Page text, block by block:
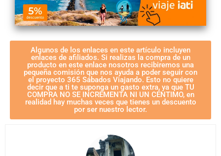
Algunos de los enlaces en este artículo incluyen
enlaces de afiliados. Si realizas la compra de un
producto en este enlace nosotros recibiremos una
pequeña comisión que nos ayuda a poder seguir con
el proyecto 365 Sábados Viajando. Esto no quiere
decir que a ti te suponga un gasto extra, ya que TU
COMPRA NO SE INCREMENTA NI UN CÉNTIMO, en
realidad hay muchas veces que tienes un descuento
por ser nuestro lector.